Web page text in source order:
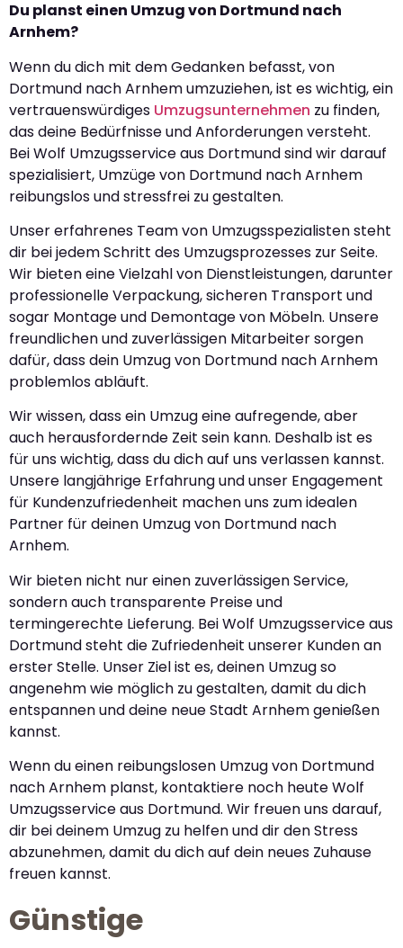
Du planst einen Umzug von Dortmund nach
Arnhem?
Wenn du dich mit dem Gedanken befasst, von
Dortmund nach Arnhem umzuziehen, ist es wichtig, ein
vertrauenswürdiges Umzugsunternehmen zu finden,
das deine Bedürfnisse und Anforderungen versteht.
Bei Wolf Umzugsservice aus Dortmund sind wir darauf
spezialisiert, Umzüge von Dortmund nach Arnhem
reibungslos und stressfrei zu gestalten.
Unser erfahrenes Team von Umzugsspezialisten steht
dir bei jedem Schritt des Umzugsprozesses zur Seite.
Wir bieten eine Vielzahl von Dienstleistungen, darunter
professionelle Verpackung, sicheren Transport und
sogar Montage und Demontage von Möbeln. Unsere
freundlichen und zuverlässigen Mitarbeiter sorgen
dafür, dass dein Umzug von Dortmund nach Arnhem
problemlos abläuft.
Wir wissen, dass ein Umzug eine aufregende, aber
auch herausfordernde Zeit sein kann. Deshalb ist es
für uns wichtig, dass du dich auf uns verlassen kannst.
Unsere langjährige Erfahrung und unser Engagement
für Kundenzufriedenheit machen uns zum idealen
Partner für deinen Umzug von Dortmund nach
Arnhem.
Wir bieten nicht nur einen zuverlässigen Service,
sondern auch transparente Preise und
termingerechte Lieferung. Bei Wolf Umzugsservice aus
Dortmund steht die Zufriedenheit unserer Kunden an
erster Stelle. Unser Ziel ist es, deinen Umzug so
angenehm wie möglich zu gestalten, damit du dich
entspannen und deine neue Stadt Arnhem genießen
kannst.
Wenn du einen reibungslosen Umzug von Dortmund
nach Arnhem planst, kontaktiere noch heute Wolf
Umzugsservice aus Dortmund. Wir freuen uns darauf,
dir bei deinem Umzug zu helfen und dir den Stress
abzunehmen, damit du dich auf dein neues Zuhause
freuen kannst.
Günstige